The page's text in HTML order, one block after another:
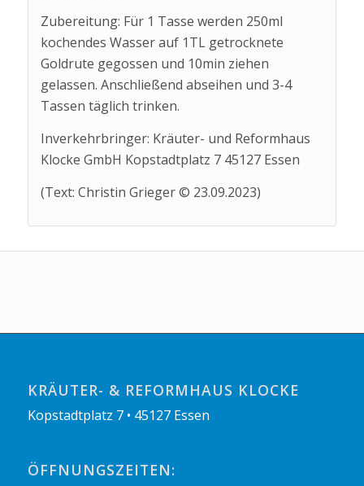
Zubereitung: Für 1 Tasse werden 250ml
kochendes Wasser auf 1TL getrocknete
Goldrute gegossen und 10min ziehen
gelassen. Anschließend abseihen und 3-4
Tassen täglich trinken.
Inverkehrbringer: Kräuter- und Reformhaus
Klocke GmbH Kopstadtplatz 7 45127 Essen
(Text: Christin Grieger © 23.09.2023)
KRÄUTER- & REFORMHAUS KLOCKE
Kopstadtplatz 7 • 45127 Essen
ÖFFNUNGSZEITEN: